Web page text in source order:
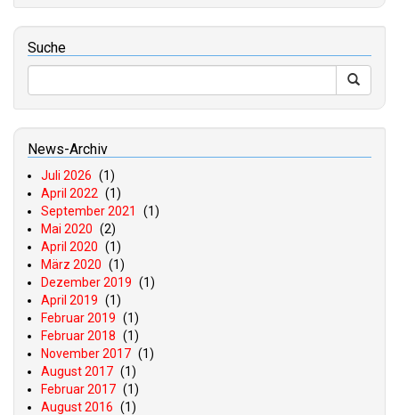
Suche
News-Archiv
Juli 2026 (1)
April 2022 (1)
September 2021
(1)
Mai 2020 (2)
April 2020 (1)
März 2020 (1)
Dezember 2019 (1)
April 2019 (1)
Februar 2019 (1)
Februar 2018 (1)
November 2017 (1)
August 2017 (1)
Februar 2017 (1)
August 2016 (1)